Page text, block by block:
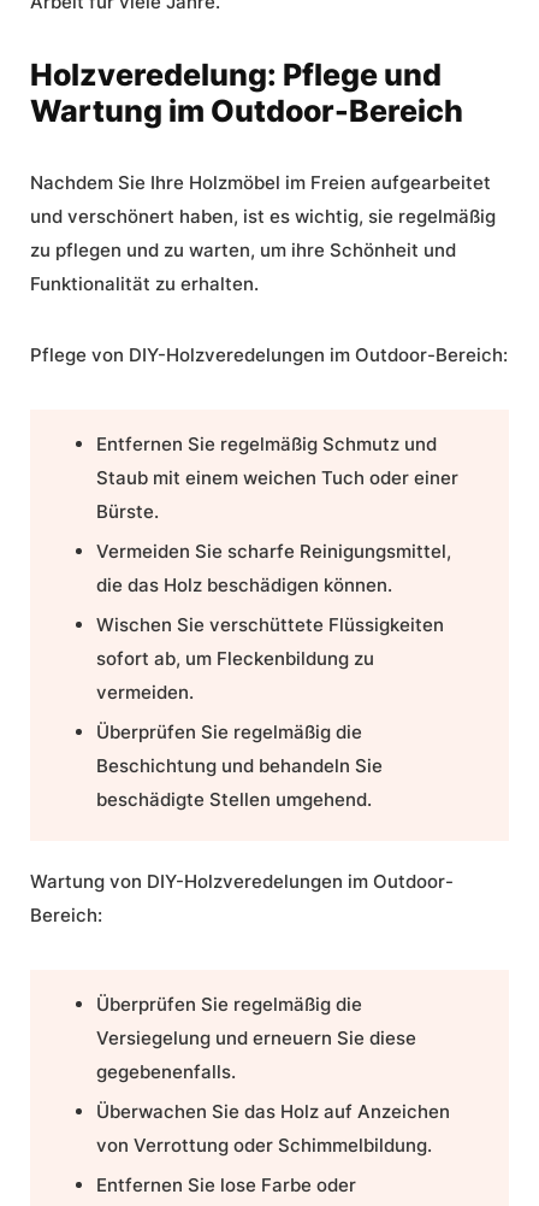
Holzveredelung: Pflege und
Wartung im Outdoor-Bereich
Nachdem Sie Ihre Holzmöbel im Freien aufgearbeitet
und verschönert haben, ist es wichtig, sie regelmäßig
zu pflegen und zu warten, um ihre Schönheit und
Funktionalität zu erhalten.
Pflege von DIY-Holzveredelungen im Outdoor-Bereich:
Entfernen Sie regelmäßig Schmutz und
Staub mit einem weichen Tuch oder einer
Bürste.
Vermeiden Sie scharfe Reinigungsmittel,
die das Holz beschädigen können.
Wischen Sie verschüttete Flüssigkeiten
sofort ab, um Fleckenbildung zu
vermeiden.
Überprüfen Sie regelmäßig die
Beschichtung und behandeln Sie
beschädigte Stellen umgehend.
Wartung von DIY-Holzveredelungen im Outdoor-
Bereich:
Überprüfen Sie regelmäßig die
Versiegelung und erneuern Sie diese
gegebenenfalls.
Überwachen Sie das Holz auf Anzeichen
von Verrottung oder Schimmelbildung.
Entfernen Sie lose Farbe oder